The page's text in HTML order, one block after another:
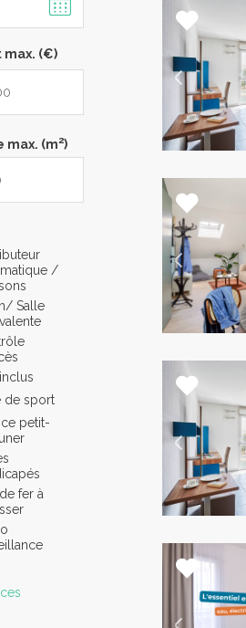
max. (€)
max. (m2)
/
Salle
de sport
petit-
fer à